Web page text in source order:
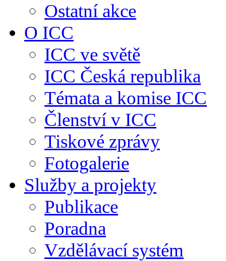
Ostatní akce
O ICC
ICC ve světě
ICC Česká republika
Témata a komise ICC
Členství v ICC
Tiskové zprávy
Fotogalerie
Služby a projekty
Publikace
Poradna
Vzdělávací systém